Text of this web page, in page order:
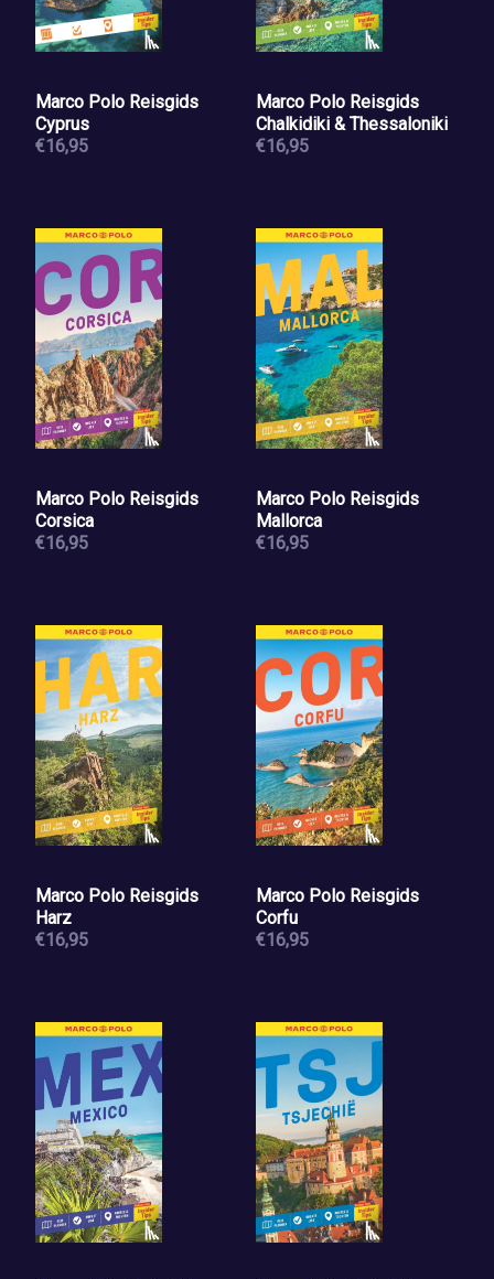
Marco Polo Reisgids
Cyprus
€16,95
Marco Polo Reisgids
Chalkidiki & Thessaloniki
€16,95
Marco Polo Reisgids
Corsica
€16,95
Marco Polo Reisgids
Mallorca
€16,95
Marco Polo Reisgids
Harz
€16,95
Marco Polo Reisgids
Corfu
€16,95